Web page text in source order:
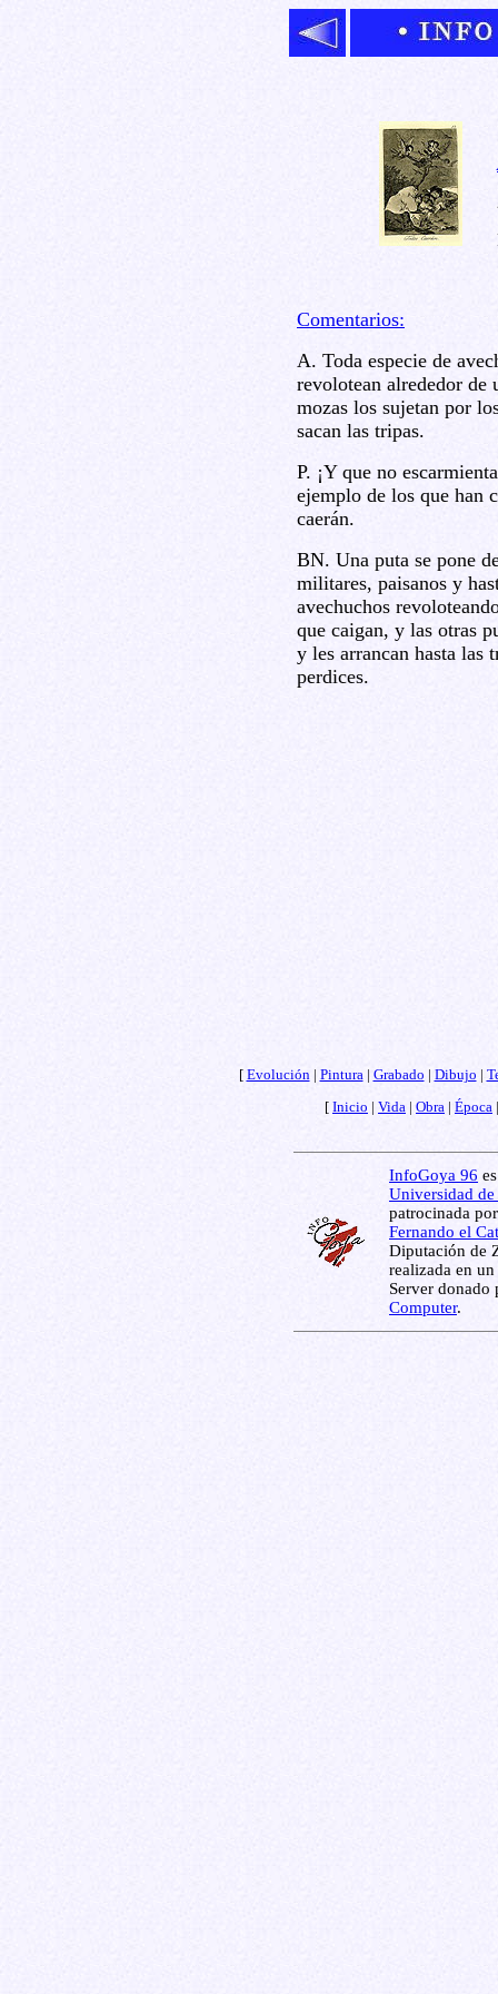
Comentarios:
A. Toda especie de
revolotean alrededor de
mozas los sujetan por
sacan las tripas.
P. ¡Y que no
ejemplo de los que han
caerán.
BN. Una puta se pone
militares, paisanos y
avechuchos
que caigan, y las otras
y les arrancan hasta las
perdices.
[ Evolución| Pintura| Grabado | Dibujo |
[ Inicio | Vida | Obra | Época
InfoGoya 96
Universidad de
patrocinada
Fernando el
Diputación de
realizada en
Server donado
Computer.